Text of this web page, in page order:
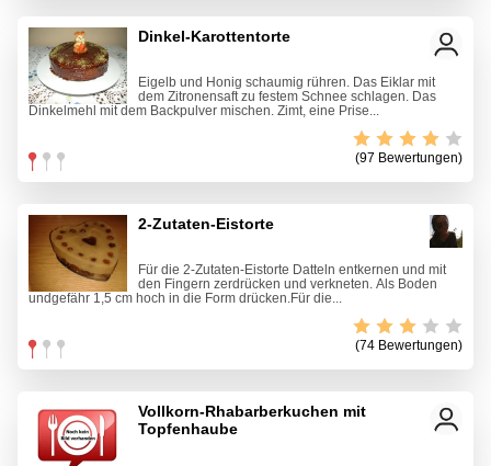
Dinkel-Karottentorte
Eigelb und Honig schaumig rühren. Das Eiklar mit
dem Zitronensaft zu festem Schnee schlagen. Das
Dinkelmehl mit dem Backpulver mischen. Zimt, eine Prise...
(97 Bewertungen)
2-Zutaten-Eistorte
Für die 2-Zutaten-Eistorte Datteln entkernen und mit
den Fingern zerdrücken und verkneten. Als Boden
undgefähr 1,5 cm hoch in die Form drücken.Für die...
(74 Bewertungen)
Vollkorn-Rhabarberkuchen mit
Topfenhaube